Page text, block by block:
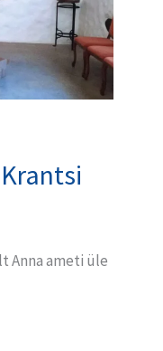
Anna ameti üle